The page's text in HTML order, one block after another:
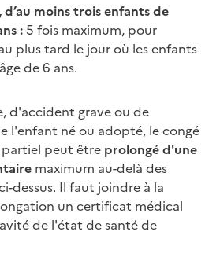
d’au moins trois enfants de
: 5 fois maximum, pour
plus tard le jour où les enfants
de 6 ans.
d'accident grave ou de
l'enfant né ou adopté, le congé
peut être prolongéd'une
maximum au-delà des
dessus. Il faut joindre à la
un certificat médical
de l'état de santé de